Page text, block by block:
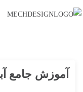
آموزش جامع